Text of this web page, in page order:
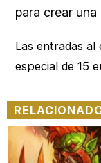
para crear una
Las entradas
especial de 15